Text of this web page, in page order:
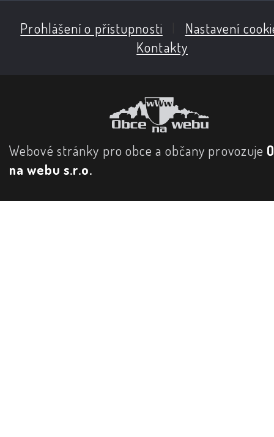
Prohlášení o přístupnosti
Nastavení
Kontakty
Webové stránky pro obce a občany provozuje
na webu s.r.o.